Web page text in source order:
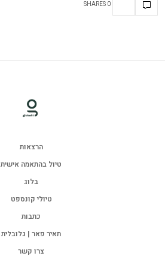
0 SHARES
הרצאות
טיול בהתאמה אישית
בלוג
טיולי קונספט
כתבות
תאיר פאר | גלובלית
צרו קשר